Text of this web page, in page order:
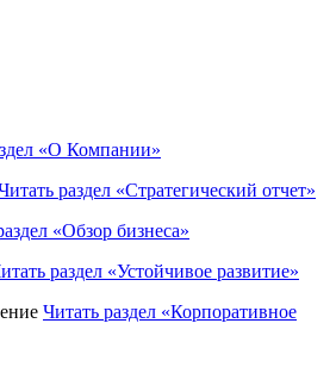
«О Компании»
раздел «Стратегический отчет»
«Обзор бизнеса»
раздел «Устойчивое развитие»
Читать раздел «Корпоративное